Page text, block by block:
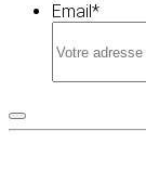
Email *